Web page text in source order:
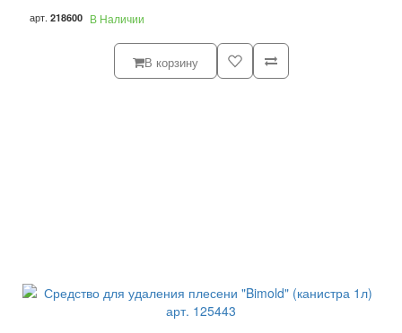
арт. 218600 В Наличии
В корзину